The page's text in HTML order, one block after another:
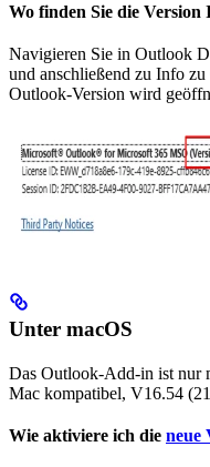
Wo finden Sie die
Navigieren Sie in Outlook
und anschließend zu Info
Outlook-Version wird
Unter macOS
Das Outlook-Add-in ist nur
Mac kompatibel, V16.54
Wie aktiviere ich die neue